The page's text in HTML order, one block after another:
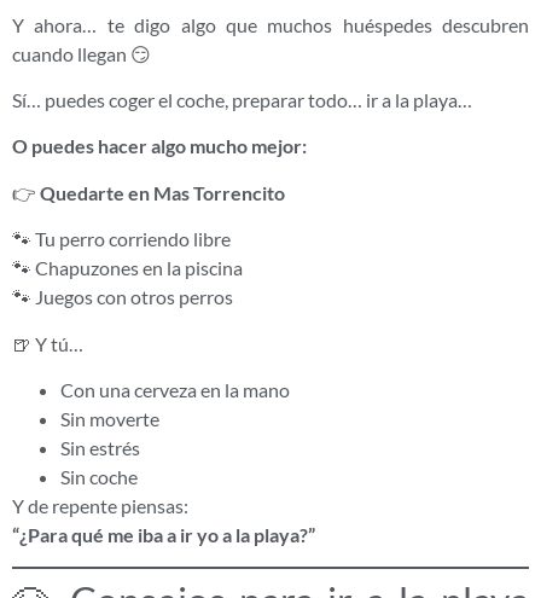
Y ahora… te digo algo que muchos huéspedes descubren
cuando llegan 😏
Sí… puedes coger el coche, preparar todo… ir a la playa…
O puedes hacer algo mucho mejor:
👉 Quedarte en Mas Torrencito
🐾 Tu perro corriendo libre
🐾 Chapuzones en la piscina
🐾 Juegos con otros perros
🍺 Y tú…
Con una cerveza en la mano
Sin moverte
Sin estrés
Sin coche
Y de repente piensas:
“¿Para qué me iba a ir yo a la playa?”